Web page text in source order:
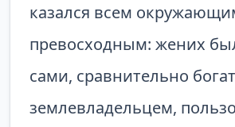
казался всем
превосходным: жених
сами, сравнительно
землевладельцем,